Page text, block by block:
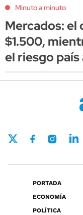
Minuto a minuto
Mercados: el
$1.500,
el riesgo
PORTADA
ECONOMÍA
POLÍTICA